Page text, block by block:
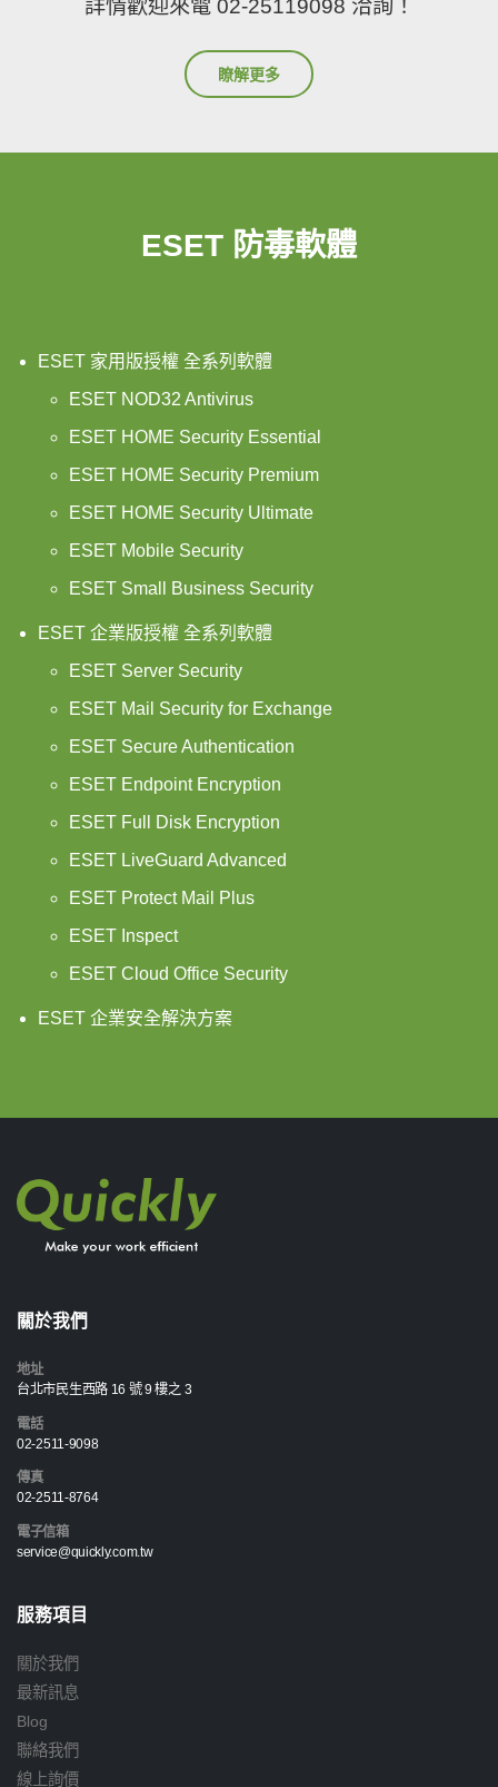
詳情歡迎來電 02-25119098 洽詢！
瞭解更多
ESET 防毒軟體
ESET 家用版授權 全系列軟體
ESET NOD32 Antivirus
ESET HOME Security Essential
ESET HOME Security Premium
ESET HOME Security Ultimate
ESET Mobile Security
ESET Small Business Security
ESET 企業版授權 全系列軟體
ESET Server Security
ESET Mail Security for Exchange
ESET Secure Authentication
ESET Endpoint Encryption
ESET Full Disk Encryption
ESET LiveGuard Advanced
ESET Protect Mail Plus
ESET Inspect
ESET Cloud Office Security
ESET 企業安全解決方案
關於我們
地址
台北市民生西路 16 號 9 樓之 3
電話
02-2511-9098
傳真
02-2511-8764
電子信箱
service@quickly.com.tw
服務項目
關於我們
最新訊息
Blog
聯絡我們
線上詢價